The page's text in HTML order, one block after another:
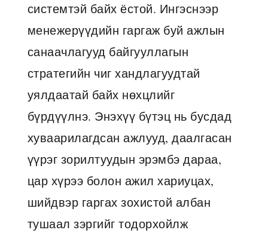
системтэй байх ёстой. Ингэснээр
менежерүүдийн гаргаж буй ажлын
санаачлагууд байгууллагын
стратегийн чиг хандлагуудтай
уялдаатай байх нөхцлийг
бүрдүүлнэ. Энэхүү бүтэц нь бусдад
хуваарилагдсан ажлууд, даалгасан
үүрэг зорилтуудын эрэмбэ дараа,
цар хүрээ болон ажил хариуцах,
шийдвэр гаргах зохистой албан
тушаал зэргийг тодорхойлж